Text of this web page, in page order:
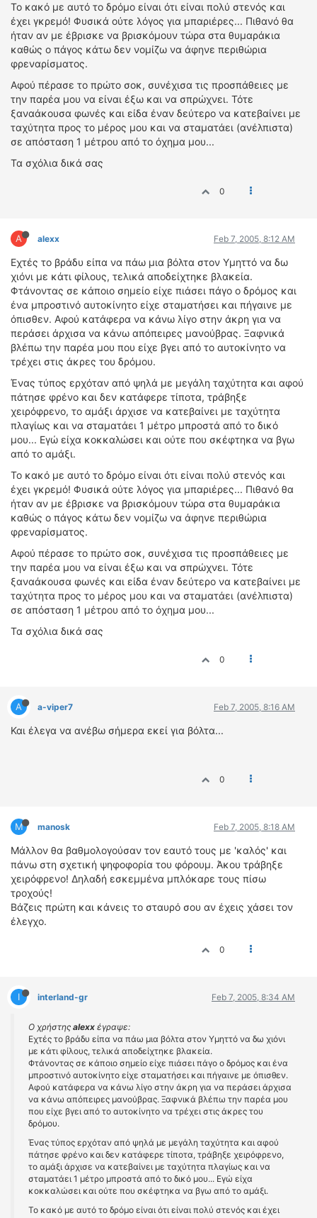
Το κακό με αυτό το δρόμο είναι ότι είναι πολύ στενός και
έχει γκρεμό! Φυσικά ούτε λόγος για μπαριέρες... Πιθανό θα
ήταν αν με έβρισκε να βρισκόμουν τώρα στα θυμαράκια
καθώς ο πάγος κάτω δεν νομίζω να άφηνε περιθώρια
φρεναρίσματος.
Αφού πέρασε το πρώτο σοκ, συνέχισα τις προσπάθειες με
την παρέα μου να είναι έξω και να σπρώχνει. Τότε
ξαναάκουσα φωνές και είδα έναν δεύτερο να κατεβαίνει με
ταχύτητα προς το μέρος μου και να σταματάει (ανέλπιστα)
σε απόσταση 1 μέτρου από το όχημα μου...
Τα σχόλια δικά σας
0
A alexx Feb 7, 2005, 8:12 AM
Εχτές το βράδυ είπα να πάω μια βόλτα στον Υμηττό να δω
χιόνι με κάτι φίλους, τελικά αποδείχτηκε βλακεία.
Φτάνοντας σε κάποιο σημείο είχε πιάσει πάγο ο δρόμος και
ένα μπροστινό αυτοκίνητο είχε σταματήσει και πήγαινε με
όπισθεν. Αφού κατάφερα να κάνω λίγο στην άκρη για να
περάσει άρχισα να κάνω απόπειρες μανούβρας. Ξαφνικά
βλέπω την παρέα μου που είχε βγει από το αυτοκίνητο να
τρέχει στις άκρες του δρόμου.
Ένας τύπος ερχόταν από ψηλά με μεγάλη ταχύτητα και αφού
πάτησε φρένο και δεν κατάφερε τίποτα, τράβηξε
χειρόφρενο, το αμάξι άρχισε να κατεβαίνει με ταχύτητα
πλαγίως και να σταματάει 1 μέτρο μπροστά από το δικό
μου... Εγώ είχα κοκκαλώσει και ούτε που σκέφτηκα να βγω
από το αμάξι.
Το κακό με αυτό το δρόμο είναι ότι είναι πολύ στενός και
έχει γκρεμό! Φυσικά ούτε λόγος για μπαριέρες... Πιθανό θα
ήταν αν με έβρισκε να βρισκόμουν τώρα στα θυμαράκια
καθώς ο πάγος κάτω δεν νομίζω να άφηνε περιθώρια
φρεναρίσματος.
Αφού πέρασε το πρώτο σοκ, συνέχισα τις προσπάθειες με
την παρέα μου να είναι έξω και να σπρώχνει. Τότε
ξαναάκουσα φωνές και είδα έναν δεύτερο να κατεβαίνει με
ταχύτητα προς το μέρος μου και να σταματάει (ανέλπιστα)
σε απόσταση 1 μέτρου από το όχημα μου...
Τα σχόλια δικά σας
0
A a-viper7 Feb 7, 2005, 8:16 AM
Και έλεγα να ανέβω σήμερα εκεί για βόλτα...
0
M manosk Feb 7, 2005, 8:18 AM
Μάλλον θα βαθμολογούσαν τον εαυτό τους με 'καλός' και
πάνω στη σχετική ψηφοφορία του φόρουμ. Άκου τράβηξε
χειρόφρενο! Δηλαδή εσκεμμένα μπλόκαρε τους πίσω
τροχούς!
Βάζεις πρώτη και κάνεις το σταυρό σου αν έχεις χάσει τον
έλεγχο.
0
I interland-gr Feb 7, 2005, 8:34 AM
Ο χρήστης alexx έγραψε:
Εχτές το βράδυ είπα να πάω μια βόλτα στον Υμηττό να δω χιόνι
με κάτι φίλους, τελικά αποδείχτηκε βλακεία.
Φτάνοντας σε κάποιο σημείο είχε πιάσει πάγο ο δρόμος και ένα
μπροστινό αυτοκίνητο είχε σταματήσει και πήγαινε με όπισθεν.
Αφού κατάφερα να κάνω λίγο στην άκρη για να περάσει άρχισα
να κάνω απόπειρες μανούβρας. Ξαφνικά βλέπω την παρέα μου
που είχε βγει από το αυτοκίνητο να τρέχει στις άκρες του
δρόμου.
Ένας τύπος ερχόταν από ψηλά με μεγάλη ταχύτητα και αφού
πάτησε φρένο και δεν κατάφερε τίποτα, τράβηξε χειρόφρενο,
το αμάξι άρχισε να κατεβαίνει με ταχύτητα πλαγίως και να
σταματάει 1 μέτρο μπροστά από το δικό μου... Εγώ είχα
κοκκαλώσει και ούτε που σκέφτηκα να βγω από το αμάξι.
Το κακό με αυτό το δρόμο είναι ότι είναι πολύ στενός και έχει
CLASSIC
ΑΡΧΕΙΟ ΤΕΥΧΩΝ